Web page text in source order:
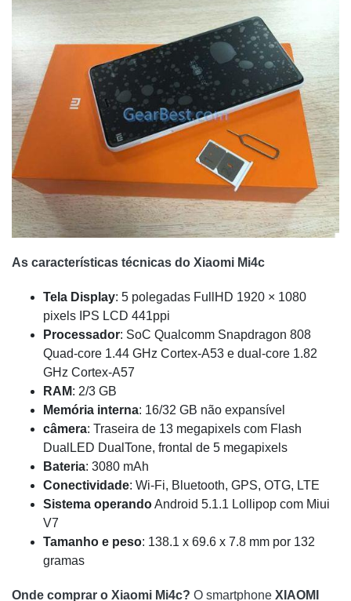
As características técnicas do Xiaomi Mi4c
Tela Display: 5 polegadas FullHD 1920 × 1080
pixels IPS LCD 441ppi
Processador: SoC Qualcomm Snapdragon 808
Quad-core 1.44 GHz Cortex-A53 e dual-core 1.82
GHz Cortex-A57
RAM: 2/3 GB
Memória interna: 16/32 GB não expansível
câmera: Traseira de 13 megapixels com Flash
DualLED DualTone, frontal de 5 megapixels
Bateria: 3080 mAh
Conectividade: Wi-Fi, Bluetooth, GPS, OTG, LTE
Sistema operandoAndroid 5.1.1 Lollipop com Miui
V7
Tamanho e peso: 138.1 x 69.6 x 7.8 mm por 132
gramas
Onde comprar o Xiaomi Mi4c? O smartphone XIAOMI